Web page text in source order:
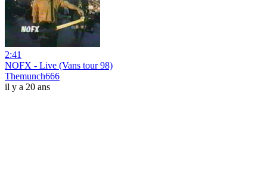
2:41
NOFX - Live (Vans tour 98)
Themunch666
il y a 20 ans